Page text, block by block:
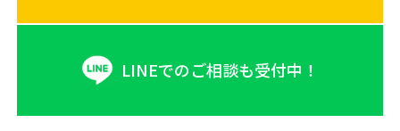
LINEでのご相談も受付中！